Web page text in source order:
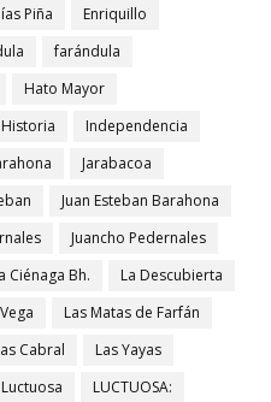
Piña
Enriquillo
farándula
Hato Mayor
Historia
Independencia
Jarabacoa
Juan Esteban Barahona
Juancho Pedernales
Ciénaga Bh.
La Descubierta
Las Matas de Farfán
Cabral
Las Yayas
Luctuosa
LUCTUOSA: